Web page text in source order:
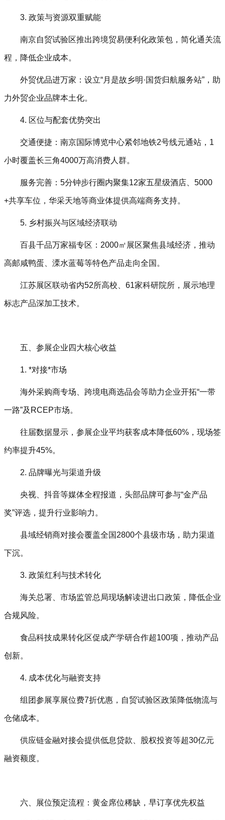
3. 政策与资源双重赋能‌
南京自贸试验区推出跨境贸易便利化政策包，简化通关流
程，降低企业成本。
外贸优品进万家‌：设立“月是故乡明·国货归航服务站”，助
力外贸企业品牌本土化。
4. 区位与配套优势突出‌
交通便捷‌：南京国际博览中心紧邻地铁2号线元通站，1
小时覆盖长三角4000万高消费人群。
服务完善‌：5分钟步行圈内聚集12家五星级酒店、5000
+共享车位，华采天地等商业体提供高端商务支持。
5. 乡村振兴与区域经济联动‌
百县千品万家福专区‌：2000㎡展区聚焦县域经济，推动
高邮咸鸭蛋、溧水蓝莓等特色产品走向全国。
江苏展区联动省内52所高校、61家科研院所，展示地理
标志产品深加工技术。
五、参展企业四大核心收益‌
1. *对接*市场‌
海外采购商专场、跨境电商选品会等助力企业开拓“一带
一路”及RCEP市场。
往届数据显示，参展企业平均获客成本降低60%，现场签
约率提升45%。
2. 品牌曝光与渠道升级‌
央视、抖音等媒体全程报道，头部品牌可参与“金产品
奖”评选，提升行业影响力。
县域经销商对接会覆盖全国2800个县级市场，助力渠道
下沉。
3. 政策红利与技术转化‌
海关总署、市场监管总局现场解读进出口政策，降低企业
合规风险。
食品科技成果转化区促成产学研合作超100项，推动产品
创新。
4. 成本优化与融资支持‌
组团参展享展位费7折优惠，自贸试验区政策降低物流与
仓储成本。
供应链金融对接会提供低息贷款、股权投资等超30亿元
融资额度。
六、展位预定流程：黄金席位稀缺，早订享优先权益‌